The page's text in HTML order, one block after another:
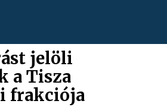
jelöli
a Tisza
frakciója